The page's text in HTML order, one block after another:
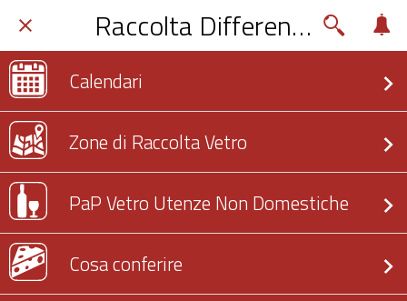
Raccolta Differenziata
Calendari
Zone di Raccolta Vetro
PaP Vetro Utenze Non Domestiche
Cosa conferire